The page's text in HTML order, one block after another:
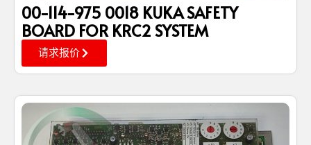
00-114-975 0018 KUKA SAFETY
BOARD FOR KRC2 SYSTEM
请求报价